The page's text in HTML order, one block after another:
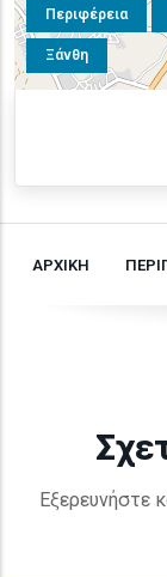
Περιφέρεια
Ξάνθη
ΑΡΧΙΚΗ
Εξερευνήστε